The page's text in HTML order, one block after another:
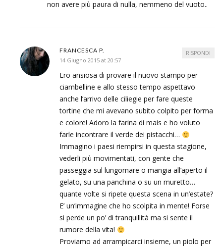
non avere più paura di nulla, nemmeno del vuoto..
FRANCESCA P.
14 Giugno 2015 at 20:57
Ero ansiosa di provare il nuovo stampo per
ciambelline e allo stesso tempo aspettavo
anche l’arrivo delle ciliegie per fare queste
tortine che mi avevano subito colpito per forma
e colore! Adoro la farina di mais e ho voluto
farle incontrare il verde dei pistacchi…
Immagino i paesi riempirsi in questa stagione,
vederli più movimentati, con gente che
passeggia sul lungomare o mangia all’aperto il
gelato, su una panchina o su un muretto…
quante volte si ripete questa scena in un’estate?
E’ un’immagine che ho scolpita in mente! Forse
si perde un po’ di tranquillità ma si sente il
rumore della vita!
Proviamo ad arrampicarci insieme, un piolo per
RISPONDI